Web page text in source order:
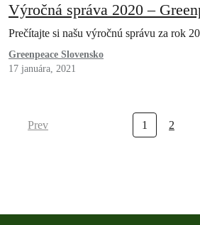
Výročná správa 2020 –
Prečítajte si našu výročnú správu za rok
Greenpeace Slovensko
17 januára, 2021
Prev 1 2